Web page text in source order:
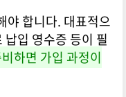
야 합니다. 대표적으
입 영수증 등이 필
하면 가입 과정이